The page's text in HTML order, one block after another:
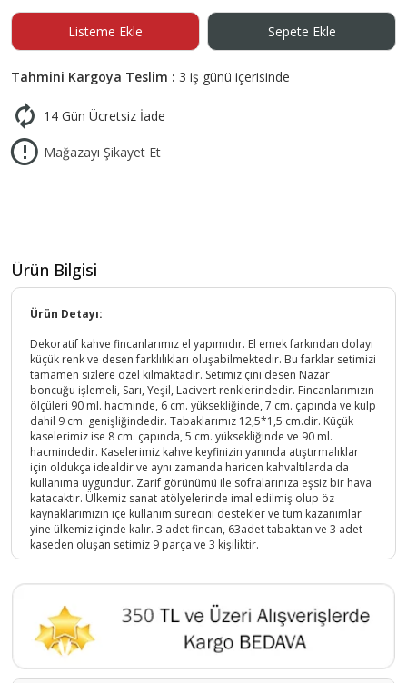
Listeme Ekle Sepete Ekle
Tahmini Kargoya Teslim : 3 iş günü içerisinde
14 Gün Ücretsiz İade
Mağazayı Şikayet Et
Ürün Bilgisi
Ürün Detayı:
Dekoratif kahve fincanlarımız el yapımıdır. El emek farkından dolayı
küçük renk ve desen farklılıkları oluşabilmektedir. Bu farklar setimizi
tamamen sizlere özel kılmaktadır. Setimiz çini desen Nazar
boncuğu işlemeli, Sarı, Yeşil, Lacivert renklerindedir. Fincanlarımızın
ölçüleri 90 ml. hacminde, 6 cm. yüksekliğinde, 7 cm. çapında ve kulp
dahil 9 cm. genişliğindedir. Tabaklarımız 12,5*1,5 cm.dir. Küçük
kaselerimiz ise 8 cm. çapında, 5 cm. yüksekliğinde ve 90 ml.
hacmindedir. Kaselerimiz kahve keyfinizin yanında atıştırmalıklar
için oldukça idealdir ve aynı zamanda haricen kahvaltılarda da
kullanıma uygundur. Zarif görünümü ile sofralarınıza eşsiz bir hava
katacaktır. Ülkemiz sanat atölyelerinde imal edilmiş olup öz
kaynaklarımızın içe kullanım sürecini destekler ve tüm kazanımlar
yine ülkemiz içinde kalır. 3 adet fincan, 63adet tabaktan ve 3 adet
kaseden oluşan setimiz 9 parça ve 3 kişiliktir.
Setimiz sıcak ve soğuk gıda temasına uygun olup, premium kalitede
seramik malzemeden üretilmiştir. Mikro dalga fırında kullanılabilir,
Bulaşık makinasında kısa program ve düşük sıcaklıkta yıkama
yapılması setimize çok daha uzun kullanım imkanı sunacaktır. Hafif
ve ince yapısı ile kahve keyfinizi daha zarif hale getirecek, Nazar